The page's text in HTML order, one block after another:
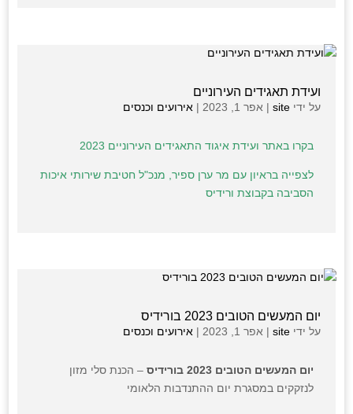
ועידת תאגידים העירוניים
על ידי site
| אפר 1, 2023 | אירועים וכנסים
בקרו באתר ועידת איגוד התאגידים העירוניים 2023
לצפייה בראיון עם מר ערן ספיר, מנכ"ל חטיבת שירותי איכות
הסביבה בקבוצת ורידיס
יום המעשים הטובים 2023 בורידיס
על ידי site
| אפר 1, 2023 | אירועים וכנסים
יום המעשים הטובים 2023 בורידיס
– הכנת סלי מזון
לנזקקים במסגרת יום ההתנדבות הלאומי